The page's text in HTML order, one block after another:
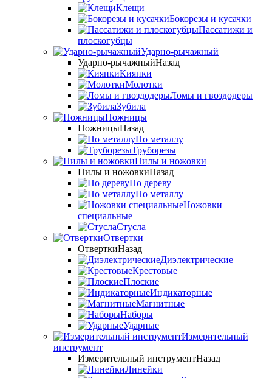
Клещи
Бокорезы и кусачки
Пассатижи и
плоскогубцы
Ударно-рычажный
Ударно-рычажныйНазад
Киянки
Молотки
Ломы и гвоздодеры
Зубила
Ножницы
НожницыНазад
По металлу
Труборезы
Пилы и ножовки
Пилы и ножовкиНазад
По дереву
По металлу
Ножовки
специальные
Стусла
Отвертки
ОтверткиНазад
Диэлектрические
Крестовые
Плоские
Индикаторные
Магнитные
Наборы
Ударные
Измерительный
инструмент
Измерительный инструментНазад
Линейки